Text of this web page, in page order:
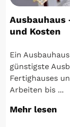
Ausbauhaus
und Kosten
Ein
günstigste
Fertighauses
Arbeiten bis ...
Mehr lesen